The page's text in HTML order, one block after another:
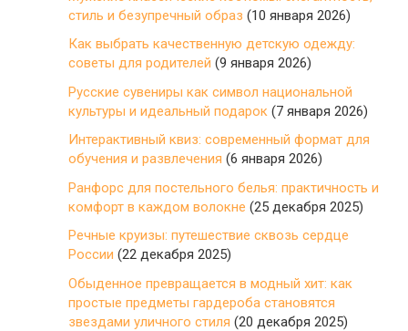
стиль и безупречный образ (10 января 2026)
Как выбрать качественную детскую одежду:
советы для родителей (9 января 2026)
Русские сувениры как символ национальной
культуры и идеальный подарок (7 января 2026)
Интерактивный квиз: современный формат для
обучения и развлечения (6 января 2026)
Ранфорс для постельного белья: практичность и
комфорт в каждом волокне (25 декабря 2025)
Речные круизы: путешествие сквозь сердце
России (22 декабря 2025)
Обыденное превращается в модный хит: как
простые предметы гардероба становятся
звездами уличного стиля (20 декабря 2025)